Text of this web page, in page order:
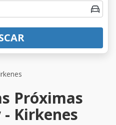
Próximas
Kirkenes